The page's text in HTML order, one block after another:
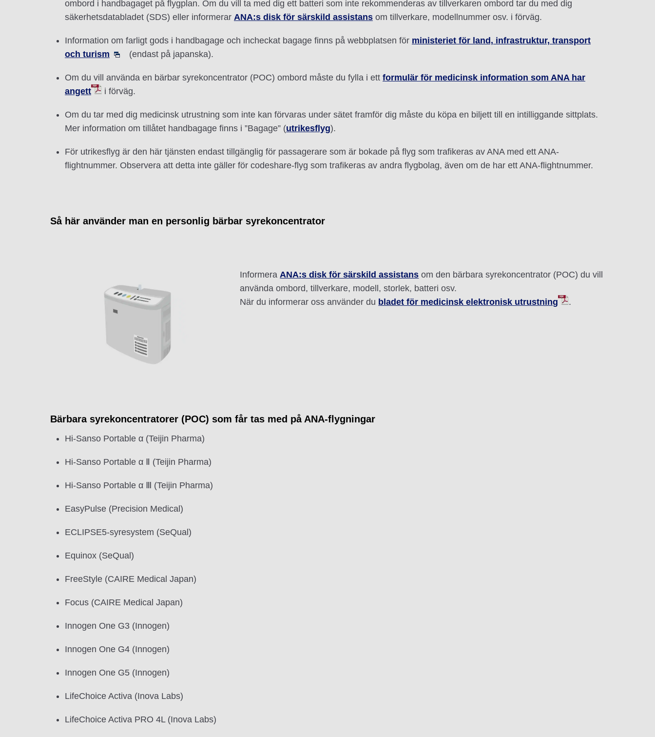
ombord i handbagaget på flygplan. Om du vill ta med dig ett batteri som inte rekommenderas av tillverkaren ombord tar du med dig
säkerhetsdatabladet (SDS) eller informerar ANA:s disk för särskild assistans om tillverkare, modellnummer osv. i förväg.
Information om farligt gods i handbagage och incheckat bagage finns på webbplatsen för ministeriet för land, infrastruktur, transport
och turism
(endast på japanska).
Om du vill använda en bärbar syrekoncentrator (POC) ombord måste du fylla i ett formulär för medicinsk information som ANA har
angett
i förväg.
Om du tar med dig medicinsk utrustning som inte kan förvaras under sätet framför dig måste du köpa en biljett till en intilliggande sittplats.
Mer information om tillåtet handbagage finns i ”Bagage” (utrikesflyg).
För utrikesflyg är den här tjänsten endast tillgänglig för passagerare som är bokade på flyg som trafikeras av ANA med ett ANA-
flightnummer. Observera att detta inte gäller för codeshare-flyg som trafikeras av andra flygbolag, även om de har ett ANA-flightnummer.
Så här använder man en personlig bärbar syrekoncentrator
InformeraANA:s disk för särskild assistans om den bärbara syrekoncentrator (POC) du vill
använda ombord, tillverkare, modell, storlek, batteri osv.
När du informerar oss använder du bladet för medicinsk elektronisk utrustning .
Bärbara syrekoncentratorer (POC) som får tas med på ANA-flygningar
Hi-Sanso Portable α (Teijin Pharma)
Hi-Sanso Portable α Ⅱ (Teijin Pharma)
Hi-Sanso Portable α Ⅲ (Teijin Pharma)
EasyPulse (Precision Medical)
ECLIPSE5-syresystem (SeQual)
Equinox (SeQual)
FreeStyle (CAIRE Medical Japan)
Focus (CAIRE Medical Japan)
Innogen One G3 (Innogen)
Innogen One G4 (Innogen)
Innogen One G5 (Innogen)
LifeChoice Activa (Inova Labs)
LifeChoice Activa PRO 4L (Inova Labs)